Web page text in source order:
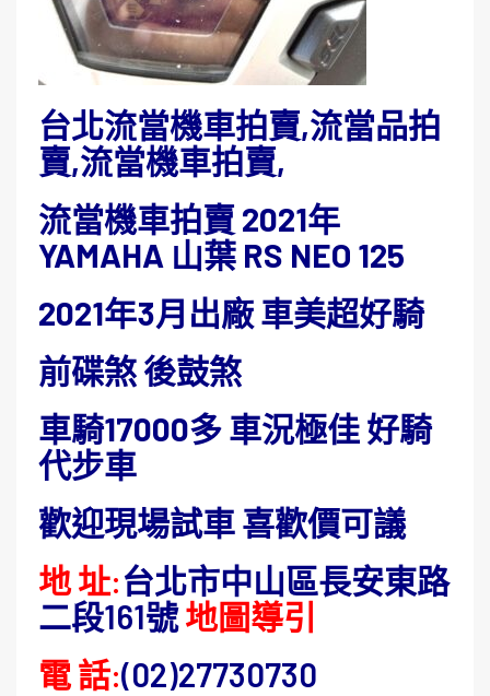
台北流當機車拍賣,流當品拍
賣,流當機車拍賣,
流當機車拍賣 2021年
YAMAHA 山葉 RS NEO 125
2021年3月出廠 車美超好騎
前碟煞 後鼓煞
車騎17000多 車況極佳 好騎
代步車
歡迎現場試車 喜歡價可議
地 址:台北市中山區長安東路
二段161號地圖導引
電 話:(02)27730730